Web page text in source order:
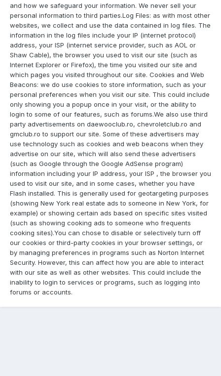
and how we safeguard your information. We never sell your
personal information to third parties.Log Files: as with most other
websites, we collect and use the data contained in log files. The
information in the log files include your IP (internet protocol)
address, your ISP (internet service provider, such as AOL or
Shaw Cable), the browser you used to visit our site (such as
Internet Explorer or Firefox), the time you visited our site and
which pages you visited throughout our site. Cookies and Web
Beacons: we do use cookies to store information, such as your
personal preferences when you visit our site. This could include
only showing you a popup once in your visit, or the ability to
login to some of our features, such as forums.We also use third
party advertisements on daewooclub.ro, chevroletclub.ro and
gmclub.ro to support our site. Some of these advertisers may
use technology such as cookies and web beacons when they
advertise on our site, which will also send these advertisers
(such as Google through the Google AdSense program)
information including your IP address, your ISP , the browser you
used to visit our site, and in some cases, whether you have
Flash installed. This is generally used for geotargeting purposes
(showing New York real estate ads to someone in New York, for
example) or showing certain ads based on specific sites visited
(such as showing cooking ads to someone who frequents
cooking sites).You can chose to disable or selectively turn off
our cookies or third-party cookies in your browser settings, or
by managing preferences in programs such as Norton Internet
Security. However, this can affect how you are able to interact
with our site as well as other websites. This could include the
inability to login to services or programs, such as logging into
forums or accounts.